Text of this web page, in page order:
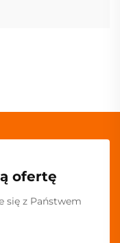
ofertę
się z Państwem